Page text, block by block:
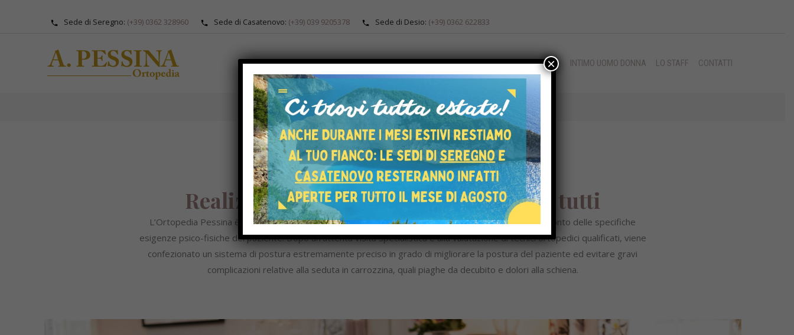
Sede di Seregno: (+39) 0362 328960 Sede di Casatenovo: (+39) 039 9205378 Sede di Desio: (+39) 0362 622833
CATALOGO ARTICOLI ORTOPEDICI PRODOTTI SU MISURA SERVIZI SU MISURA INTIMO UOMO DONNA LO STAFF CONTATTI
HOME SISTEMI DI POSTURA
Realizzazione di sistemi posturali per tutti
L’Ortopedia Pessina è specializzata nella realizzazione di sistemi posturali personalizzati tenendo conto delle specifiche
esigenze psico-fisiche del paziente. Dopo un’attenta visita specialistica e alla valutazione di tecnici ortopedici qualificati, viene
confezionato un sistema di postura estremamente preciso in grado di migliorare la postura del paziente ed evitare gravi
complicazioni relative alla seduta in carrozzina, quali piaghe da decubito e dolori alla schiena.
×